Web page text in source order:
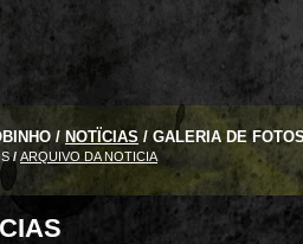
/ NOTÏCIAS / GALERIA DE
/ ARQUIVO DA NOTICIA